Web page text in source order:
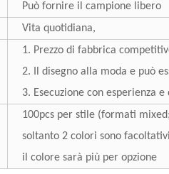
Può fornire il campione libero
Vita quotidiana,
1. Prezzo di fabbrica
2. Il disegno alla moda e può
3. Esecuzione con esperienza
100pcs per stile (formati
soltanto 2 colori sono
il colore sarà più per opzione